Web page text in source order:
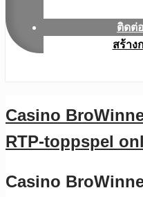
ติดต่
สร้าง
Casino
RTP-toppspel
Casino